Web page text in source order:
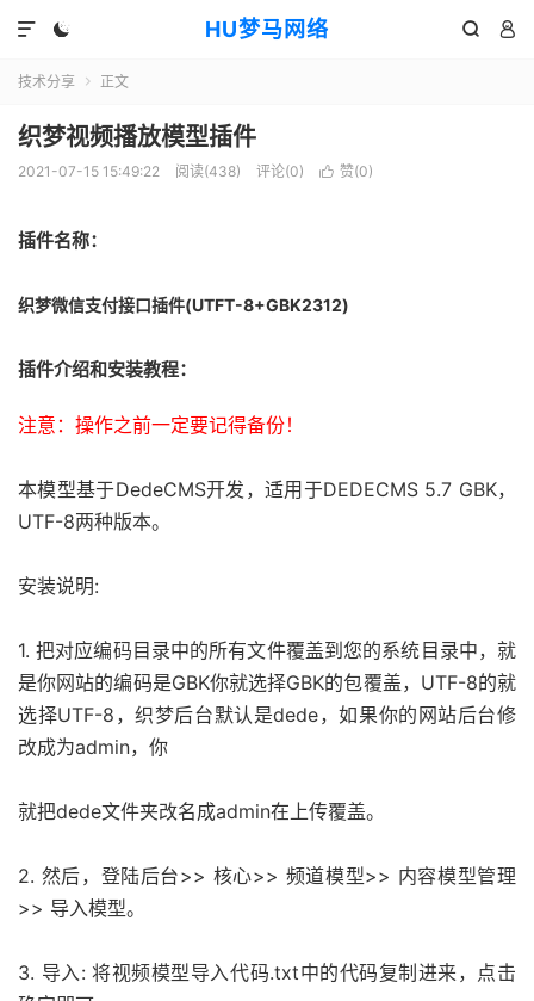
HU梦马网络
  

技术分享  正文
织梦视频播放模型插件
2021-07-15 15:49:22 阅读(438) 评论(0)  赞(0)
插件名称：
织梦微信支付接口插件(UTFT-8+GBK2312)
插件介绍和安装教程：
注意：操作之前一定要记得备份！
本模型基于DedeCMS开发，适用于DEDECMS 5.7 GBK，
UTF-8两种版本。
安装说明:
1. 把对应编码目录中的所有文件覆盖到您的系统目录中，就
是你网站的编码是GBK你就选择GBK的包覆盖，UTF-8的就
选择UTF-8，织梦后台默认是dede，如果你的网站后台修
改成为admin，你
就把dede文件夹改名成admin在上传覆盖。
2. 然后，登陆后台>> 核心>> 频道模型>> 内容模型管理
>> 导入模型。
3. 导入: 将视频模型导入代码.txt中的代码复制进来，点击